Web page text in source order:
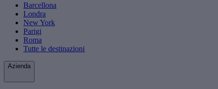
Barcellona
Londra
New York
Parigi
Roma
Tutte le destinazioni
Azienda